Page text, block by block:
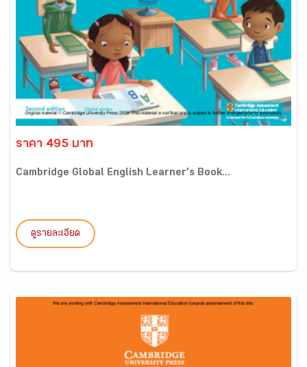
ราคา 495 บาท
Cambridge Global English Learner’s Book...
ดูรายละเอียด